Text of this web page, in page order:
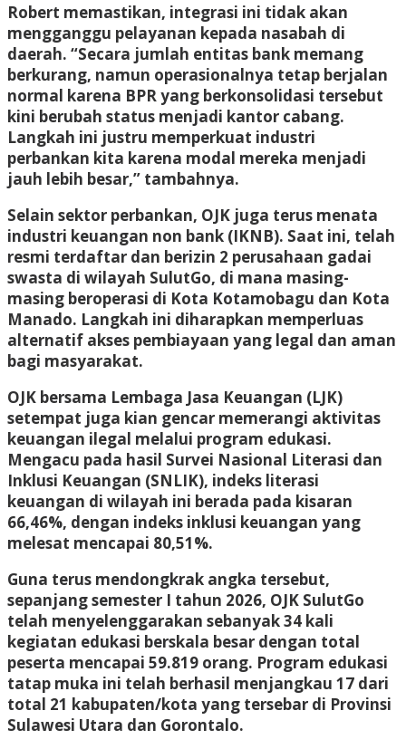
Robert memastikan, integrasi ini tidak akan
mengganggu pelayanan kepada nasabah di
daerah. “Secara jumlah entitas bank memang
berkurang, namun operasionalnya tetap berjalan
normal karena BPR yang berkonsolidasi tersebut
kini berubah status menjadi kantor cabang.
Langkah ini justru memperkuat industri
perbankan kita karena modal mereka menjadi
jauh lebih besar,” tambahnya.
Selain sektor perbankan, OJK juga terus menata
industri keuangan non bank (IKNB). Saat ini, telah
resmi terdaftar dan berizin 2 perusahaan gadai
swasta di wilayah SulutGo, di mana masing-
masing beroperasi di Kota Kotamobagu dan Kota
Manado. Langkah ini diharapkan memperluas
alternatif akses pembiayaan yang legal dan aman
bagi masyarakat.
OJK bersama Lembaga Jasa Keuangan (LJK)
setempat juga kian gencar memerangi aktivitas
keuangan ilegal melalui program edukasi.
Mengacu pada hasil Survei Nasional Literasi dan
Inklusi Keuangan (SNLIK), indeks literasi
keuangan di wilayah ini berada pada kisaran
66,46%, dengan indeks inklusi keuangan yang
melesat mencapai 80,51%.
Guna terus mendongkrak angka tersebut,
sepanjang semester I tahun 2026, OJK SulutGo
telah menyelenggarakan sebanyak 34 kali
kegiatan edukasi berskala besar dengan total
peserta mencapai 59.819 orang. Program edukasi
tatap muka ini telah berhasil menjangkau 17 dari
total 21 kabupaten/kota yang tersebar di Provinsi
Sulawesi Utara dan Gorontalo.